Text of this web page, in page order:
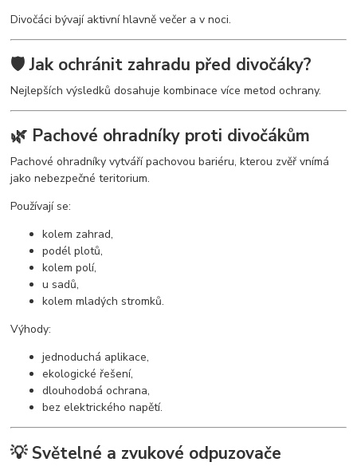
Divočáci bývají aktivní hlavně večer a v noci.
🛡️ Jak ochránit zahradu před divočáky?
Nejlepších výsledků dosahuje kombinace více metod ochrany.
🌿 Pachové ohradníky proti divočákům
Pachové ohradníky vytváří pachovou bariéru, kterou zvěř vnímá
jako nebezpečné teritorium.
Používají se:
kolem zahrad,
podél plotů,
kolem polí,
u sadů,
kolem mladých stromků.
Výhody:
jednoduchá aplikace,
ekologické řešení,
dlouhodobá ochrana,
bez elektrického napětí.
💡 Světelné a zvukové odpuzovače